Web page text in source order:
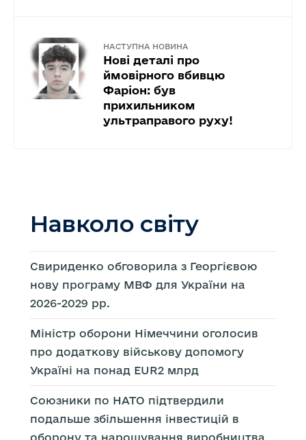
НАСТУПНА НОВИНА
Нові деталі про
ймовірного вбивцю
Фаріон: був
прихильником
ультраправого руху!
Навколо світу
Свириденко обговорила з Георгієвою
нову програму МВФ для України на
2026-2029 рр.
Міністр оборони Німеччини оголосив
про додаткову військову допомогу
Україні на понад EUR2 млрд
Союзники по НАТО підтвердили
подальше збільшення інвестицій в
оборону та нарощування виробництва